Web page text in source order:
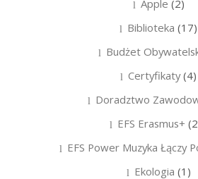
Apple (2)
Biblioteka (17)
Budżet
Certyfikaty(4)
Doradztwo
EFS Erasmus+
EFS Power Muzyka Łączy
Ekologia (1)